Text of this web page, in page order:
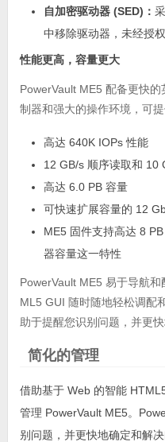
自加密驱动器 (SED)：
中移除驱动器，未经授
性能更高，容量更大
PowerVault ME5 配备更快的
制器和强大的操作环境，可提
高达 640K IOPs 性能
12 GB/s 顺序读取和 10
高达 6.0 PB 容量
可快速扩展容量的 12
ME5 固件支持高达 8
器容量这一特性
PowerVault ME5 易于导航
ML5 GUI 随时随地轻松调配
助于提醒您识别问题，并更快
简化的管理
借助基于 Web 的智能
管理 PowerVault ME5。
别问题，并更快地确定和解决